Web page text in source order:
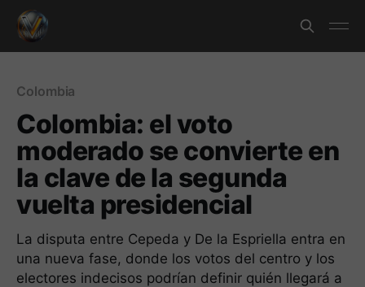
Colombia
Colombia: el voto
moderado se convierte en
la clave de la segunda
vuelta presidencial
La disputa entre Cepeda y De la Espriella entra en
una nueva fase, donde los votos del centro y los
electores indecisos podrían definir quién llegará a